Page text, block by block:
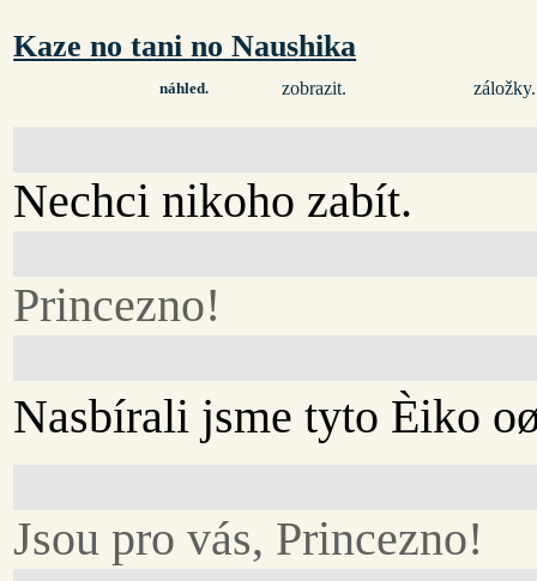
Kaze no tani no Naushika
náhled. zobrazit. záložky.
Nechci nikoho zabít.
Princezno!
Nasbírali jsme tyto Èiko
Jsou pro vás, Princezno!